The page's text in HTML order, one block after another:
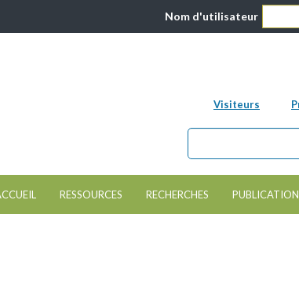
Nom d'utilisateur
Visiteurs
Formulaire de
Chercher dans ce site
RESSOURCES RECHERCHES